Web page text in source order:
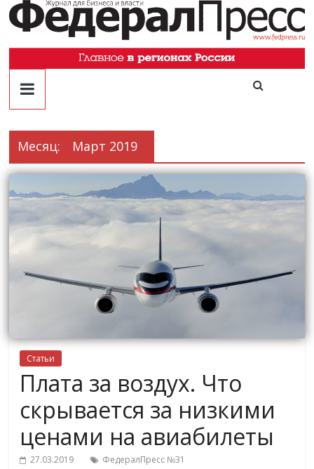
Месяц: Март 2019
Статьи
Плата за воздух. Что
скрывается за низкими
ценами на авиабилеты
27.03.2019 ФедералПресс №31